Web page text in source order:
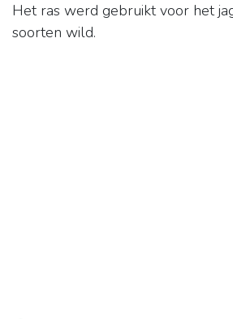
Het ras werd gebruikt voor het
soorten wild.